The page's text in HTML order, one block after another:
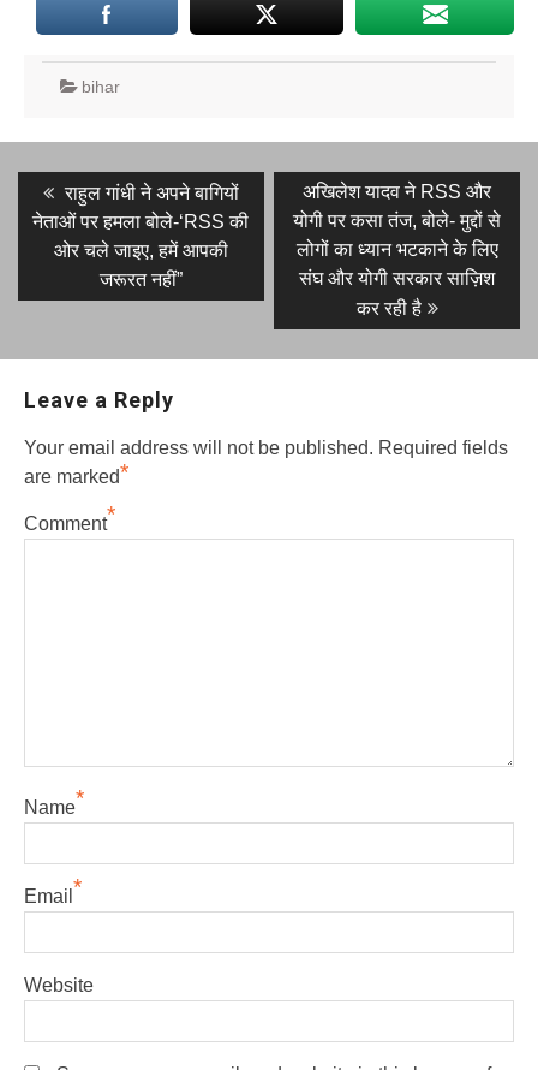
bihar
Post
navigation
Previous
post:
राहुल गांधी ने अपने बागियों
नेताओं पर हमला बोले-‘RSS की
ओर चले जाइए, हमें आपकी
जरूरत नहीं”
Next
post:
अखिलेश यादव ने RSS और
योगी पर कसा तंज, बोले- मुद्दों से
लोगों का ध्यान भटकाने के लिए
संघ और योगी सरकार साज़िश
कर रही है
Leave a Reply
Your email address will not be published. Required fields
are marked*
Comment*
Name*
Email *
Website